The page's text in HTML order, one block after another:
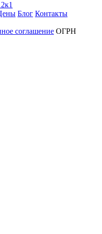
Блог Контакты
соглашение ОГРН